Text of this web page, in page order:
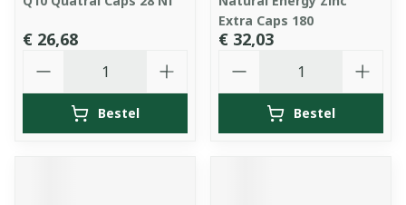
€ 26,68
Bestel
Extra Caps 180
€ 32,03
Bestel